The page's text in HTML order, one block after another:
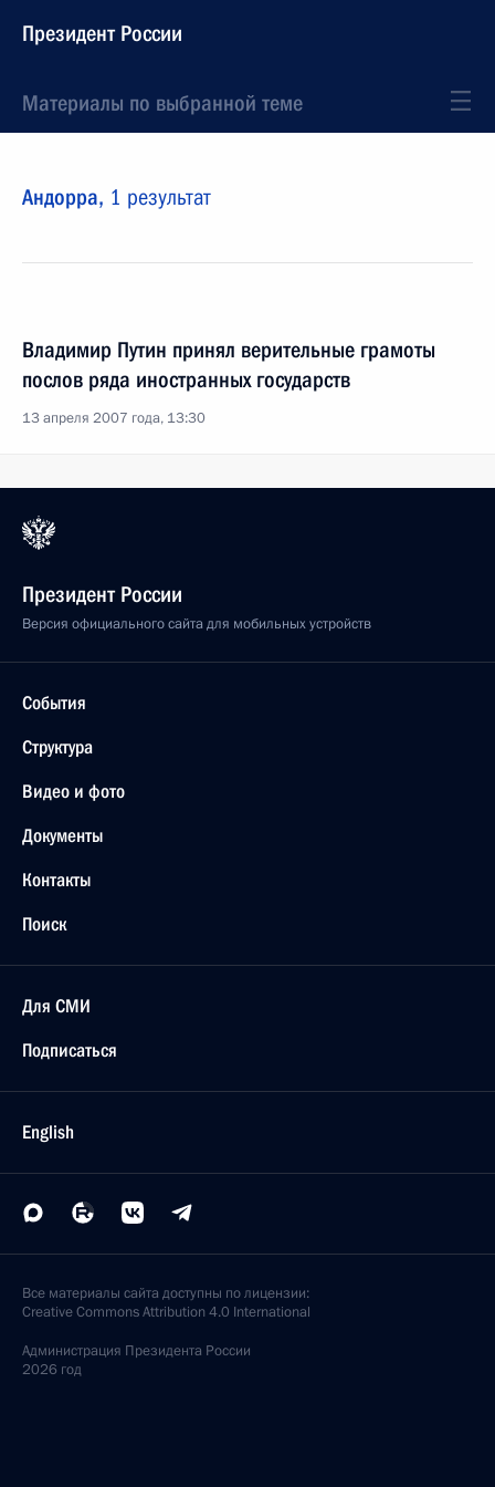
Президент России
Материалы по выбранной теме
Андорра, 1 результат
Владимир Путин принял верительные грамоты
послов ряда иностранных государств
13 апреля 2007 года, 13:30
Президент России
Версия официального сайта для мобильных устройств
События
Структура
Видео и фото
Документы
Контакты
Поиск
Для СМИ
Подписаться
English
Все материалы сайта доступны по лицензии:
Creative Commons Attribution 4.0 International
Администрация Президента России
2026 год